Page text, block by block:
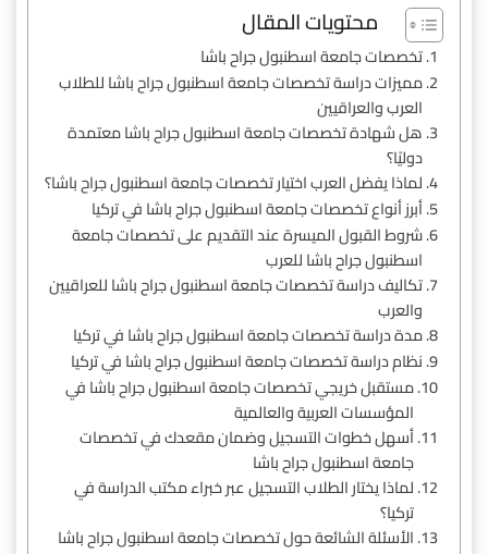
محتويات المقال
تخصصات جامعة اسطنبول جراح باشا
مميزات دراسة تخصصات جامعة اسطنبول جراح باشا للطلاب
العرب والعراقيين
هل شهادة تخصصات جامعة اسطنبول جراح باشا معتمدة
دوليًا؟
لماذا يفضل العرب اختيار تخصصات جامعة اسطنبول جراح باشا؟
أبرز أنواع تخصصات جامعة اسطنبول جراح باشا في تركيا
شروط القبول الميسرة عند التقديم على تخصصات جامعة
اسطنبول جراح باشا للعرب
تكاليف دراسة تخصصات جامعة اسطنبول جراح باشا للعراقيين
والعرب
مدة دراسة تخصصات جامعة اسطنبول جراح باشا في تركيا
نظام دراسة تخصصات جامعة اسطنبول جراح باشا في تركيا
مستقبل خريجي تخصصات جامعة اسطنبول جراح باشا في
المؤسسات العربية والعالمية
أسهل خطوات التسجيل وضمان مقعدك في تخصصات
جامعة اسطنبول جراح باشا
لماذا يختار الطلاب التسجيل عبر خبراء مكتب الدراسة في
تركيا؟
الأسئلة الشائعة حول تخصصات جامعة اسطنبول جراح باشا